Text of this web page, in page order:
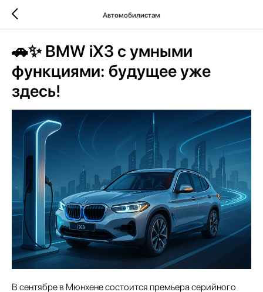
Автомобилистам
🚗✨ BMW iX3 с умными
функциями: будущее уже
здесь!
В сентябре в Мюнхене состоится премьера серийного